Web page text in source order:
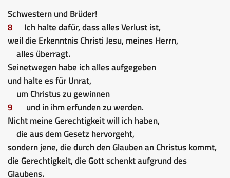
Schwestern und Brüder!
8
Ich halte dafür, dass alles Verlust ist,
weil die Erkenntnis Christi Jesu, meines Herrn,
alles überragt.
Seinetwegen habe ich alles aufgegeben
und halte es für Unrat,
um Christus zu gewinnen
9
und in ihm erfunden zu werden.
Nicht meine Gerechtigkeit will ich haben,
die aus dem Gesetz hervorgeht,
sondern jene, die durch den Glauben an Christus kommt,
die Gerechtigkeit, die Gott schenkt aufgrund des
Glaubens.